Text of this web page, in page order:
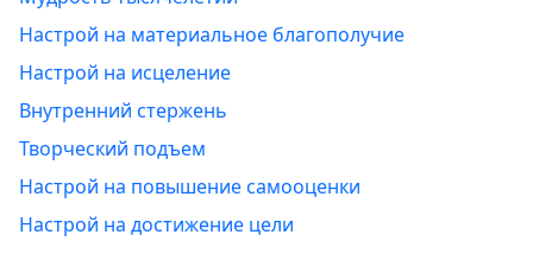
Настрой на материальное благополучие
Настрой на исцеление
Внутренний стержень
Творческий подъем
Настрой на повышение самооценки
Настрой на достижение цели